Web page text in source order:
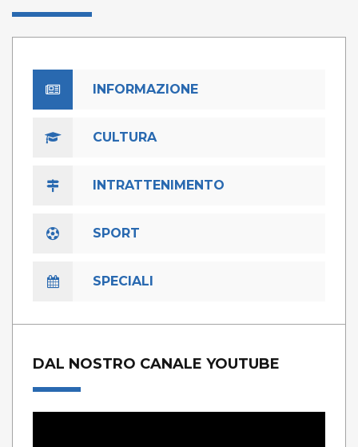
INFORMAZIONE
CULTURA
INTRATTENIMENTO
SPORT
SPECIALI
DAL NOSTRO CANALE YOUTUBE